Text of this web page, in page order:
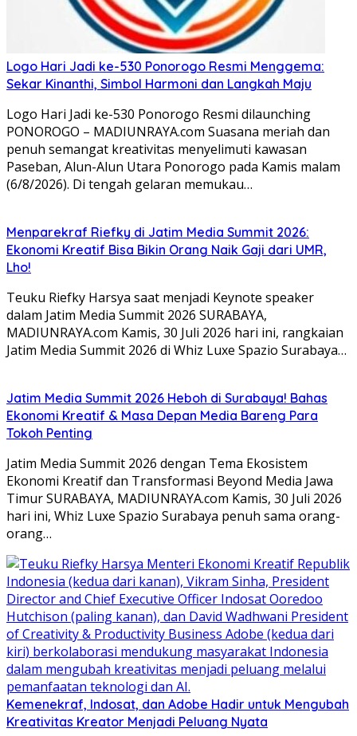
Logo Hari Jadi ke-530 Ponorogo Resmi Menggema:
Sekar Kinanthi, Simbol Harmoni dan Langkah Maju
Logo Hari Jadi ke-530 Ponorogo Resmi dilaunching
PONOROGO – MADIUNRAYA.com Suasana meriah dan
penuh semangat kreativitas menyelimuti kawasan
Paseban, Alun-Alun Utara Ponorogo pada Kamis malam
(6/8/2026). Di tengah gelaran memukau…
Menparekraf Riefky di Jatim Media Summit 2026:
Ekonomi Kreatif Bisa Bikin Orang Naik Gaji dari UMR,
Lho!
Teuku Riefky Harsya saat menjadi Keynote speaker
dalam Jatim Media Summit 2026 SURABAYA,
MADIUNRAYA.com Kamis, 30 Juli 2026 hari ini, rangkaian
Jatim Media Summit 2026 di Whiz Luxe Spazio Surabaya…
Jatim Media Summit 2026 Heboh di Surabaya! Bahas
Ekonomi Kreatif & Masa Depan Media Bareng Para
Tokoh Penting
Jatim Media Summit 2026 dengan Tema Ekosistem
Ekonomi Kreatif dan Transformasi Beyond Media Jawa
Timur SURABAYA, MADIUNRAYA.com Kamis, 30 Juli 2026
hari ini, Whiz Luxe Spazio Surabaya penuh sama orang-
orang…
Kemenekraf, Indosat, dan Adobe Hadir untuk Mengubah
Kreativitas Kreator Menjadi Peluang Nyata